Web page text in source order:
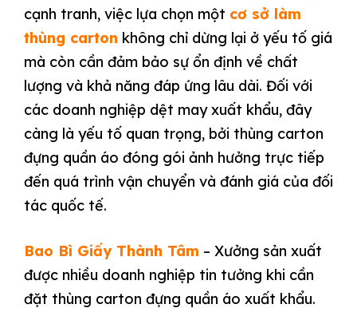
cạnh tranh, việc lựa chọn một cơ sở làm
thùng carton không chỉ dừng lại ở yếu tố giá
mà còn cần đảm bảo sự ổn định về chất
lượng và khả năng đáp ứng lâu dài. Đối với
các doanh nghiệp dệt may xuất khẩu, đây
càng là yếu tố quan trọng, bởi thùng carton
đựng quần áo đóng gói ảnh hưởng trực tiếp
đến quá trình vận chuyển và đánh giá của đối
tác quốc tế.
Bao Bì Giấy Thành Tâm – Xưởng sản xuất
được nhiều doanh nghiệp tin tưởng khi cần
đặt thùng carton đựng quần áo xuất khẩu.